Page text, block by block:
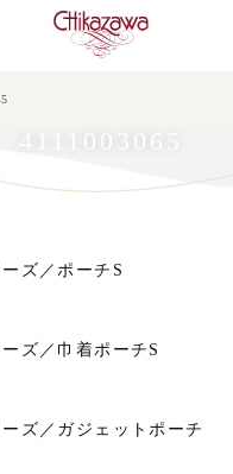
4111003065
ズ／ポーチS
ズ／巾着ポーチS
ズ／ガジェットポーチ